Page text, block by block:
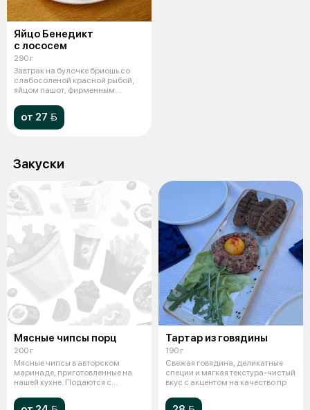
Яйцо Бенедикт
с лососем
290 г
Завтрак на булочке бриошь со
слабосоленой красной рыбой,
яйцом пашот, фирменным
от 27 
Закуски
Мясные чипсы порц
200 г
Мясные чипсы в авторском
маринаде, приготовленные на
нашей кухне. Подаются с
Тартар из говядины
190 г
Свежая говядина, деликатные
специи и мягкая текстура-чистый
вкус с акцентом на качество пр